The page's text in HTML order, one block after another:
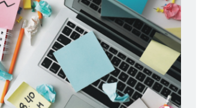
in
Gestionali